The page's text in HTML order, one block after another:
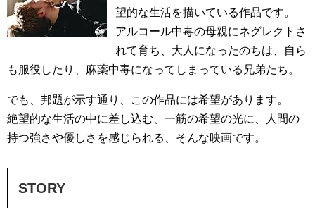
望的な生活を描いている作品です。
アルコール中毒の母親にネグレクトさ
れて育ち、大人になったのちは、自ら
も服役したり、麻薬中毒になってしまっている兄弟たち。
でも、邦題が示す通り、この作品には希望があります。
絶望的な生活の中に差し込む、一筋の希望の光に、人間の
持つ強さや優しさを感じられる、そんな映画です。
STORY